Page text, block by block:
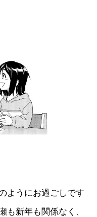
ようにお過ごしです
も新年も関係なく、